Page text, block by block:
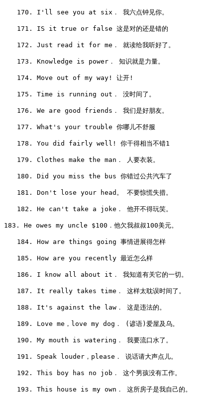
170. I'll see you at six． 我六点钟见你。
171. IS it true or false 这是对的还是错的
172. Just read it for me． 就读给我听好了。
173. Knowledge is power． 知识就是力量。
174. Move out of my way! 让开!
175. Time is running out． 没时间了。
176. We are good friends． 我们是好朋友。
177. What's your trouble 你哪儿不舒服
178. You did fairly well! 你干得相当不错1
179. Clothes make the man． 人要衣装。
180. Did you miss the bus 你错过公共汽车了
181. Don't lose your head。 不要惊慌失措。
182. He can't take a joke． 他开不得玩笑。
183. He owes my uncle $100．他欠我叔叔100美元。
184. How are things going 事情进展得怎样
185. How are you recently 最近怎么样
186. I know all about it． 我知道有关它的一切。
187. It really takes time． 这样太耽误时间了。
188. It's against the law． 这是违法的。
189. Love me，love my dog． (谚语)爱屋及乌。
190. My mouth is watering． 我要流口水了。
191. Speak louder，please． 说话请大声点儿。
192. This boy has no job． 这个男孩没有工作。
193. This house is my own． 这所房子是我自己的。